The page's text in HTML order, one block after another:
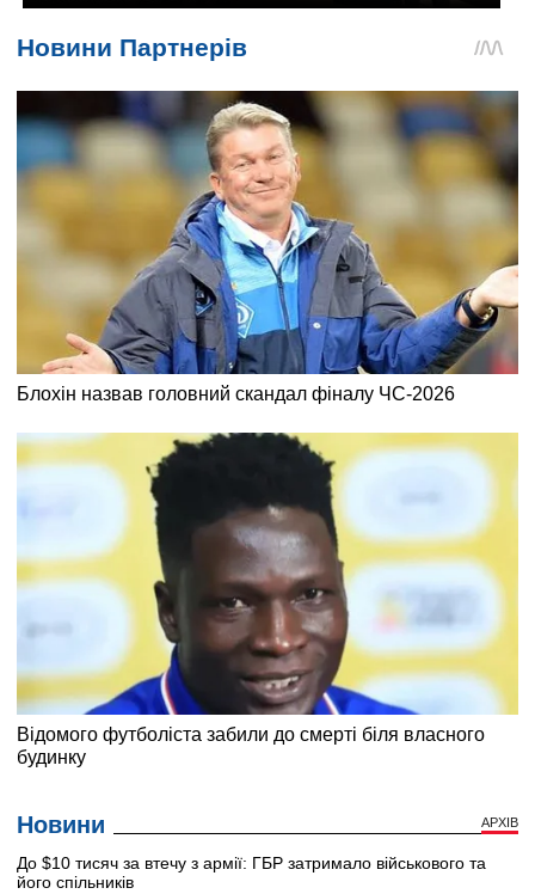
Новини АРХІВ
До $10 тисяч за втечу з армії: ГБР затримало військового та
його спільників